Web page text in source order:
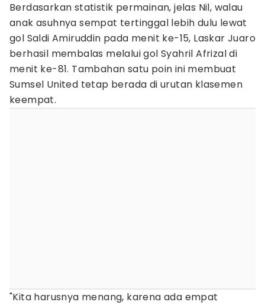
Berdasarkan statistik permainan, jelas Nil, walau
anak asuhnya sempat tertinggal lebih dulu lewat
gol Saldi Amiruddin pada menit ke-15, Laskar Juaro
berhasil membalas melalui gol Syahril Afrizal di
menit ke-81. Tambahan satu poin ini membuat
Sumsel United tetap berada di urutan klasemen
keempat.
"Kita harusnya menang, karena ada empat